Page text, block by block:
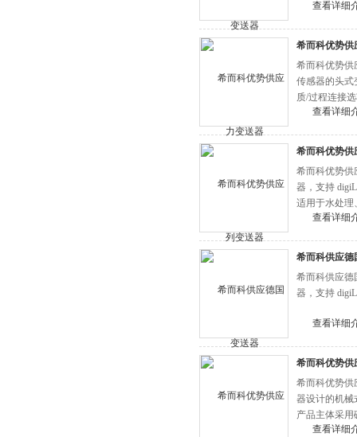
查看详细
希而科优势供
希而科优势供
传感器的头式
质/过程连接
查看详细
希而科优势供
希而科优势供
器，支持
适用于水处理
查看详细
希而科供应德
希而科供应德
器，支持
查看详细
希而科优势供
希而科优势供
器设计的机械
产品主体采用
业场景提供
查看详细